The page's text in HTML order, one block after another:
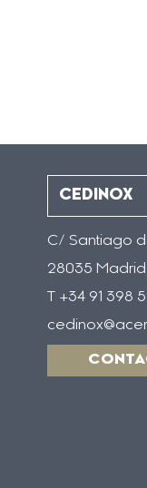
CEDINOX
C/ Santiago
28035
T +34 91 398